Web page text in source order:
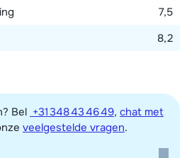
7,5
8,2
Bel +31 348 43 46 49, chat met
veelgestelde vragen.